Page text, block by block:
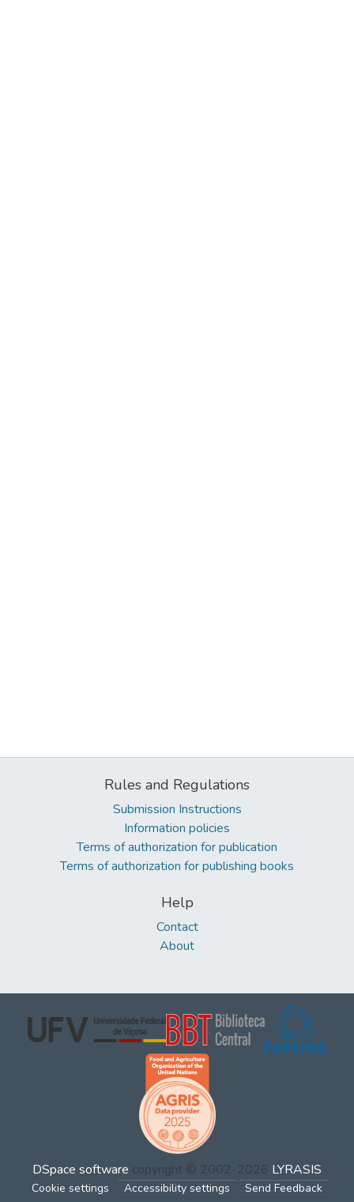
Rules and Regulations
Submission Instructions
Information policies
Terms of authorization for publication
Terms of authorization for publishing books
Help
Contact
About
DSpace software copyright © 2002-2026 LYRASIS
Cookie settings Accessibility settings Send Feedback